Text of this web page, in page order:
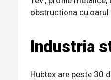
obstructiona
Industria
Hubtex are peste 30